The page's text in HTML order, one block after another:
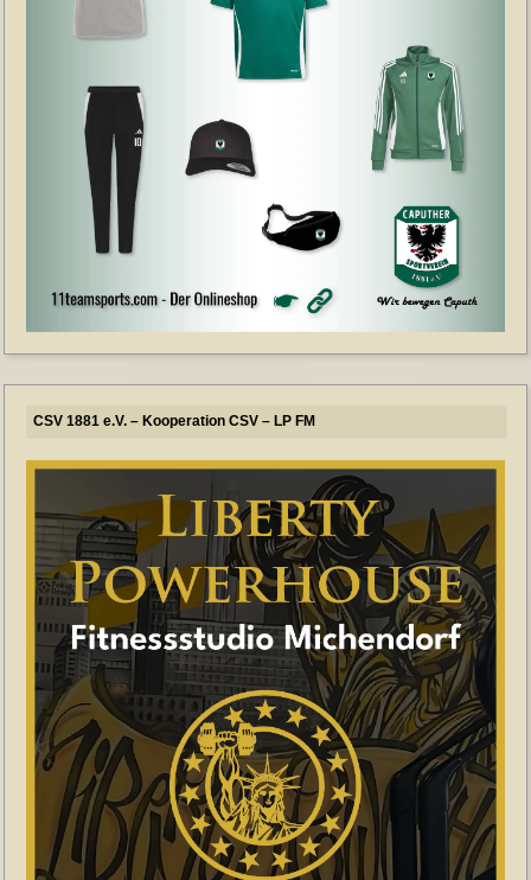
CSV 1881 e.V. – Kooperation CSV – LP FM